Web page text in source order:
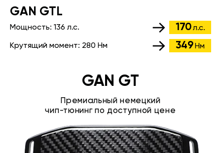
GАN GTL
Мощность: 136 л.с. 170 л.с.
Крутящий момент: 280 Нм 349 Нм
GAN GT
Премиальный немецкий
чип-тюнинг по доступной цене